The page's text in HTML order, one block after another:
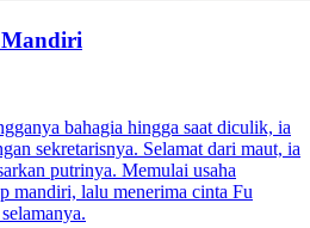
bahagia hingga saat diculik, ia
sekretarisnya. Selamat dari maut, ia
putrinya. Memulai usaha
mandiri, lalu menerima cinta Fu